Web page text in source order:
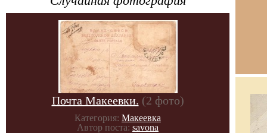
Почта Макеевки. (2 фото)
Категория: Макеевка
Автор поста: savona